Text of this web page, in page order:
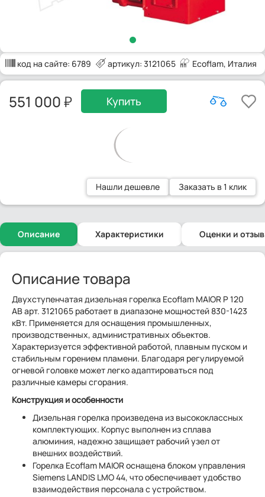
код на сайте: 6789 артикул: 3121065 Ecoflam, Италия
551 000 Купить
Нашли дешевле Заказать в 1 клик
Описание Характеристики Оценки и
Описание товара
Двухступенчатая дизельная горелка Ecoflam MAIOR P 120
AB арт. 3121065 работает в диапазоне мощностей 830-1423
кВт. Применяется для оснащения промышленных,
производственных, административных объектов.
Характеризуется эффективной работой, плавным пуском и
стабильным горением пламени. Благодаря регулируемой
огневой головке может легко адаптироваться под
различные камеры сгорания.
Конструкция и особенности
Дизельная горелка произведена из высококлассных
комплектующих. Корпус выполнен из сплава
алюминия, надежно защищает рабочий узел от
внешних воздействий.
Горелка Ecoflam MAIOR оснащена блоком управления
Siemens LANDIS LMO 44, что обеспечивает удобство
взаимодействия персонала с устройством.